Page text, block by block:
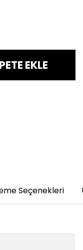
EKLE
Seçenekleri